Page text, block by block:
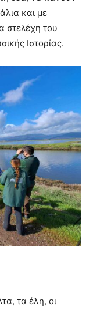
και με
στελέχη του
Ιστορίας.
τα έλη, οι